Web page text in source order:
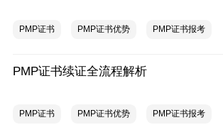
PMP证书 PMP证书优势 PMP证书报考
PMP证书续证全流程解析
PMP证书 PMP证书优势 PMP证书报考